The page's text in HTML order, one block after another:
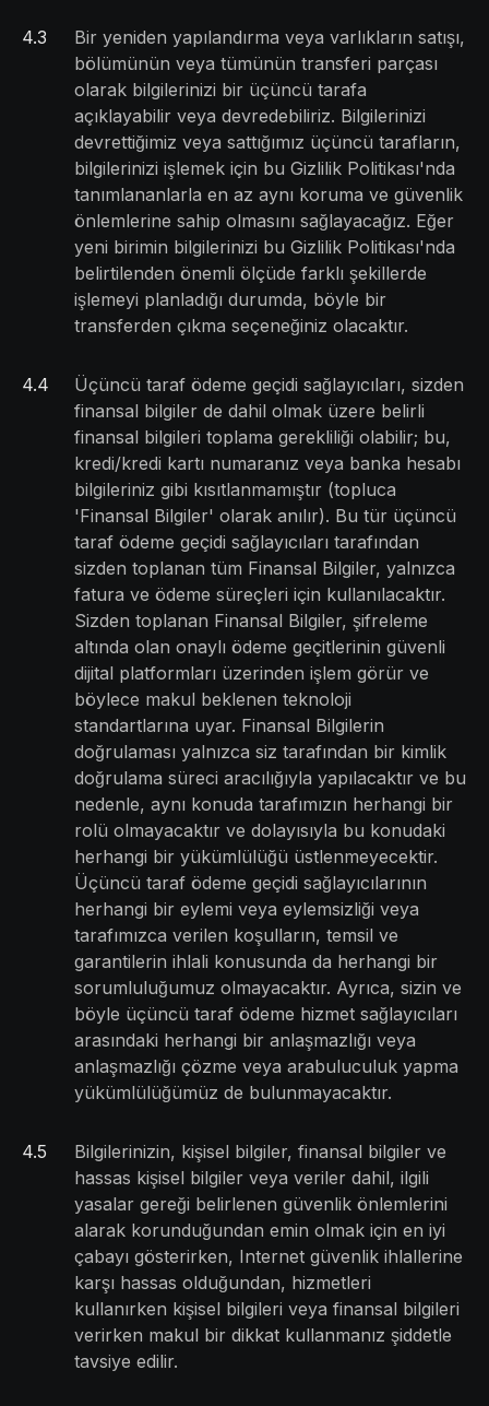
4.3
Bir yeniden yapılandırma veya varlıkların satışı,
bölümünün veya tümünün transferi parçası
olarak bilgilerinizi bir üçüncü tarafa
açıklayabilir veya devredebiliriz. Bilgilerinizi
devrettiğimiz veya sattığımız üçüncü tarafların,
bilgilerinizi işlemek için bu Gizlilik Politikası'nda
tanımlananlarla en az aynı koruma ve güvenlik
önlemlerine sahip olmasını sağlayacağız. Eğer
yeni birimin bilgilerinizi bu Gizlilik Politikası'nda
belirtilenden önemli ölçüde farklı şekillerde
işlemeyi planladığı durumda, böyle bir
transferden çıkma seçeneğiniz olacaktır.
4.4
Üçüncü taraf ödeme geçidi sağlayıcıları, sizden
finansal bilgiler de dahil olmak üzere belirli
finansal bilgileri toplama gerekliliği olabilir; bu,
kredi/kredi kartı numaranız veya banka hesabı
bilgileriniz gibi kısıtlanmamıştır (topluca
'Finansal Bilgiler' olarak anılır). Bu tür üçüncü
taraf ödeme geçidi sağlayıcıları tarafından
sizden toplanan tüm Finansal Bilgiler, yalnızca
fatura ve ödeme süreçleri için kullanılacaktır.
Sizden toplanan Finansal Bilgiler, şifreleme
altında olan onaylı ödeme geçitlerinin güvenli
dijital platformları üzerinden işlem görür ve
böylece makul beklenen teknoloji
standartlarına uyar. Finansal Bilgilerin
doğrulaması yalnızca siz tarafından bir kimlik
doğrulama süreci aracılığıyla yapılacaktır ve bu
nedenle, aynı konuda tarafımızın herhangi bir
rolü olmayacaktır ve dolayısıyla bu konudaki
herhangi bir yükümlülüğü üstlenmeyecektir.
Üçüncü taraf ödeme geçidi sağlayıcılarının
herhangi bir eylemi veya eylemsizliği veya
tarafımızca verilen koşulların, temsil ve
garantilerin ihlali konusunda da herhangi bir
sorumluluğumuz olmayacaktır. Ayrıca, sizin ve
böyle üçüncü taraf ödeme hizmet sağlayıcıları
arasındaki herhangi bir anlaşmazlığı veya
anlaşmazlığı çözme veya arabuluculuk yapma
yükümlülüğümüz de bulunmayacaktır.
4.5
Bilgilerinizin, kişisel bilgiler, finansal bilgiler ve
hassas kişisel bilgiler veya veriler dahil, ilgili
yasalar gereği belirlenen güvenlik önlemlerini
alarak korunduğundan emin olmak için en iyi
çabayı gösterirken, Internet güvenlik ihlallerine
karşı hassas olduğundan, hizmetleri
kullanırken kişisel bilgileri veya finansal bilgileri
verirken makul bir dikkat kullanmanız şiddetle
tavsiye edilir.